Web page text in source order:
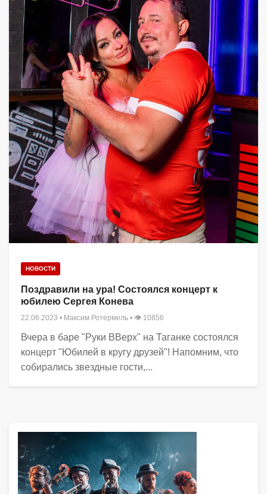
НОВОСТИ
Поздравили на ура! Состоялся концерт к
юбилею Сергея Конева
22.06.2023 • Максим Ротермель • 👁 10856
Вчера в баре "Руки ВВерх" на Таганке состоялся
концерт "Юбилей в кругу друзей"! Напомним, что
собирались звездные гости,...